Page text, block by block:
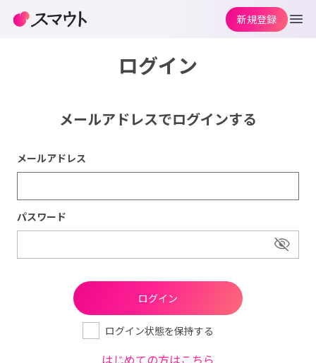
ログイン
メールアドレスでログインする
メールアドレス
パスワード
ログイン状態を保持する
はじめての方はこちら
新規登録